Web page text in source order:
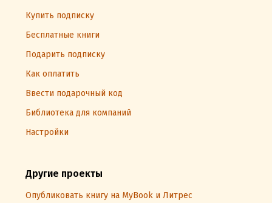
Купить подписку
Бесплатные книги
Подарить подписку
Как оплатить
Ввести подарочный код
Библиотека для компаний
Настройки
Другие проекты
Опубликовать книгу на MyBook и Литрес